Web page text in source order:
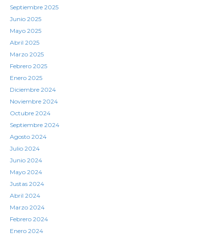
Septiembre 2025
Junio 2025
Mayo 2025
Abril 2025
Marzo 2025
Febrero 2025
Enero 2025
Diciembre 2024
Noviembre 2024
Octubre 2024
Septiembre 2024
Agosto 2024
Julio 2024
Junio 2024
Mayo 2024
Justas 2024
Abril 2024
Marzo 2024
Febrero 2024
Enero 2024